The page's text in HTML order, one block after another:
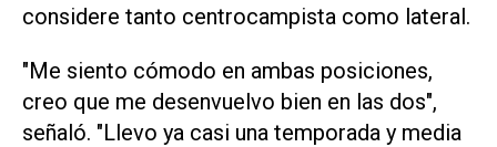
considere tanto centrocampista como lateral.
"Me siento cómodo en ambas posiciones,
creo que me desenvuelvo bien en las dos",
señaló. "Llevo ya ‌casi una temporada y media